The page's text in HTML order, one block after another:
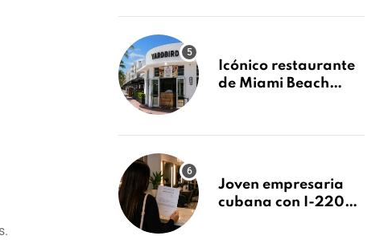
millones de
Icónico restaurante
de Miami Beach
después de 15 años
Joven empresaria
cubana con I-220A